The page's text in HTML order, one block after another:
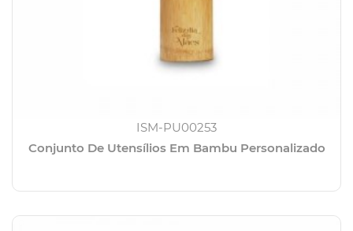
ISM-PU00253
Conjunto De Utensílios Em Bambu Personalizado